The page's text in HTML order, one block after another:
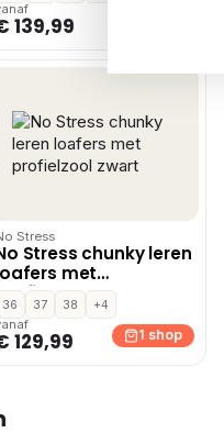
139,99
Stress
Stress chunky leren
met
zwart
36 37 38
+4
129,99 1 shop